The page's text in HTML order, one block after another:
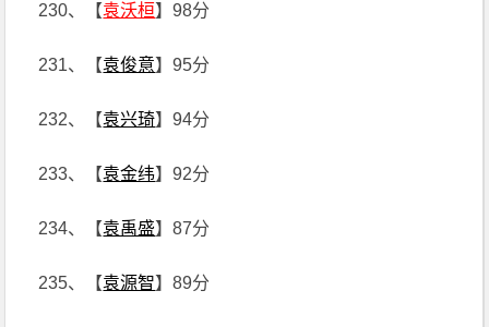
230、【袁沃桓】98分
231、【袁俊意】95分
232、【袁兴琦】94分
233、【袁金纬】92分
234、【袁禹盛】87分
235、【袁源智】89分